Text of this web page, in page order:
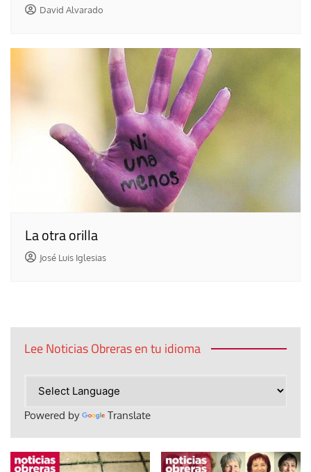
David Alvarado
La otra orilla
José Luis Iglesias
Lee Noticias Obreras en tu idioma
Powered by Translate